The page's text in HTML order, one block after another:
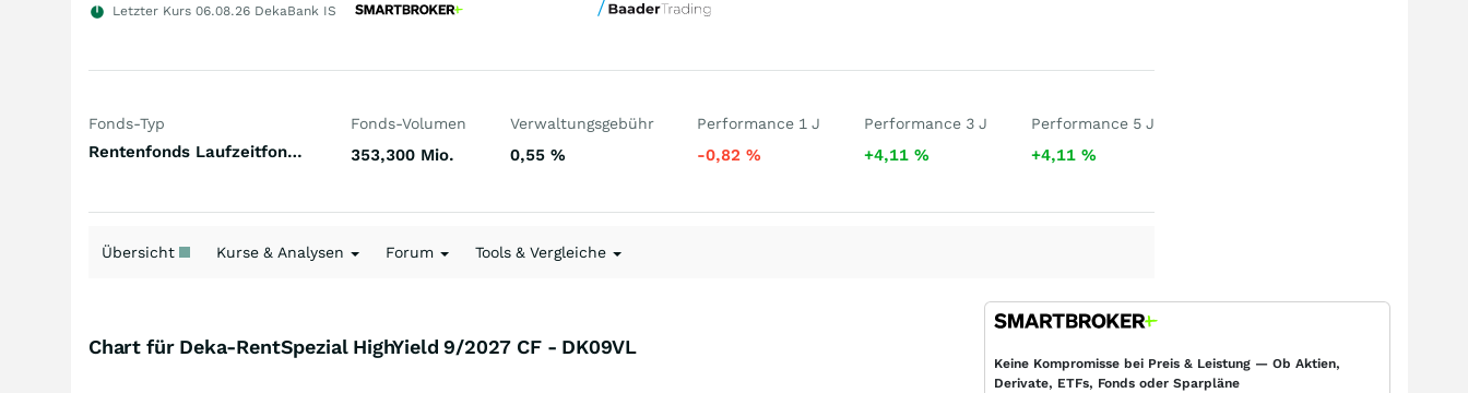
Letzter Kurs 06.08.26 DekaBank IS
Fonds-Typ
Rentenfonds Laufzeitfonds Welt Euro
Fonds-Volumen
353,300 Mio.
Verwaltungsgebühr
0,55 %
Performance 1 J
-0,82%
Performance 3 J
+4,11%
Performance 5 J
+4,11 %
Übersicht Kurse & Analysen Forum Tools & Vergleiche
Chart für Deka-RentSpezial HighYield 9/2027 CF - DK09VL
Keine Kompromisse bei Preis & Leistung — Ob Aktien,
Derivate, ETFs, Fonds oder Sparpläne